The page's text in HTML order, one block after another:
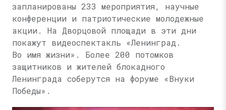
запланированы 233 мероприятия, научные
конференции и патриотические молодежные
акции. На Дворцовой площади в эти дни
покажут видеоспектакль «Ленинград.
Во имя жизни». Более 200 потомков
защитников и жителей блокадного
Ленинграда соберутся на форуме «Внуки
Победы».